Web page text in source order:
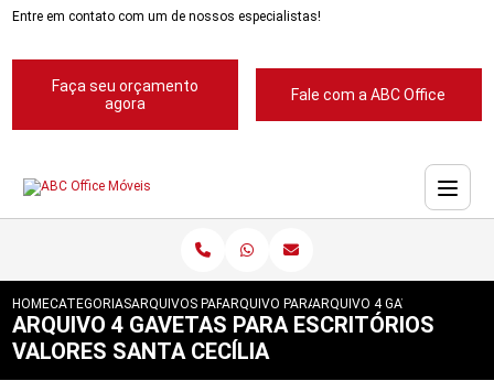
Entre em contato com um de nossos especialistas!
Faça seu orçamento
agora
Fale com a ABC Office
HOMECATEGORIASARQUIVOS PARA ESCRITORIOS
ARQUIVO PARA ESCRITORIOS PASTA
ARQUIVO 4 GAVETAS PARA
ARQUIVO 4 GAVETAS PARA ESCRITÓRIOS
VALORES SANTA CECÍLIA